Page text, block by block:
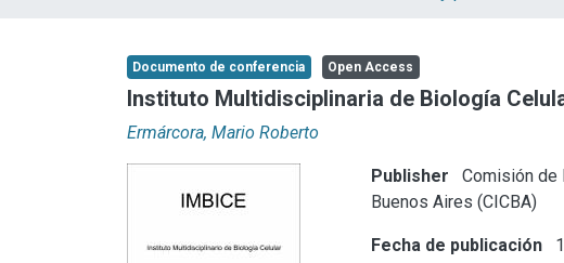
Documento de conferencia Open Access
Instituto Multidisciplinaria de Biología
Ermárcora, Mario Roberto
Publisher
Comisión de
Buenos Aires (CICBA)
Fecha de publicación